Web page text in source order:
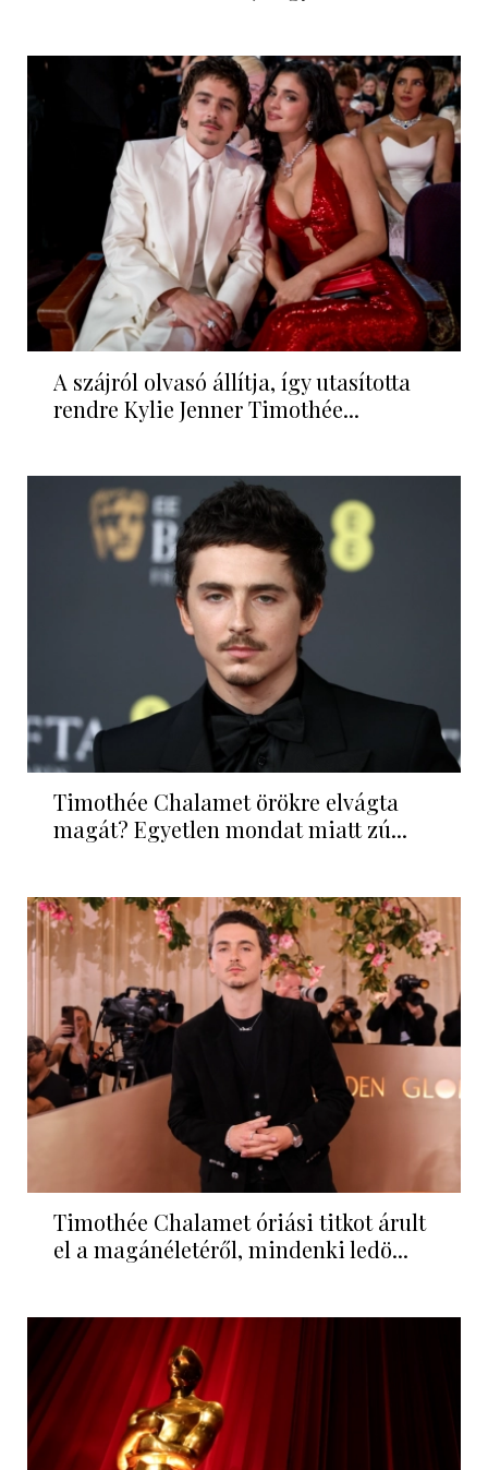
A szájról olvasó állítja, így utasította
rendre Kylie Jenner Timothée...
Timothée Chalamet örökre elvágta
magát? Egyetlen mondat miatt zú...
Timothée Chalamet óriási titkot árult
el a magánéletéről, mindenki ledö...